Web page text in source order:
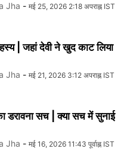
Jha - मई 25, 2026 2:18 अपराह्न IST
| जहां देवी ने खुद काट लिया
Jha - मई 21, 2026 3:12 अपराह्न IST
डरावना सच | क्या सच में सुनाई
Jha - मई 16, 2026 11:43 पूर्वाह्न IST